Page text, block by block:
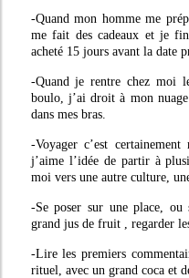
-Quand mon homme me
me fait des cadeaux et je
acheté 15 jours avant la date
-Quand je rentre chez moi
boulo, j’ai droit à mon
dans mes bras.
-Voyager c’est
j’aime l’idée de partir à
moi vers une autre culture,
-Se poser sur une place, ou
grand jus de fruit , regarder
-Lire les premiers
rituel, avec un grand coca et